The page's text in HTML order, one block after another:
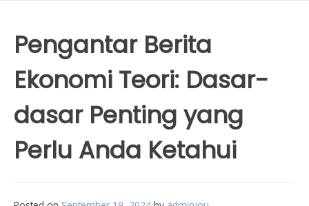
Pengantar Berita
Ekonomi Teori: Dasar-
dasar Penting yang
Perlu Anda Ketahui